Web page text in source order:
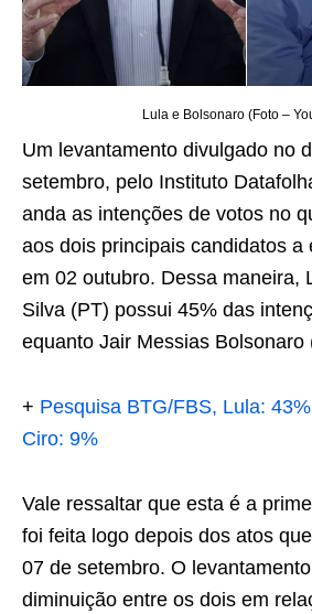
Lula e Bolsonaro (Foto –
Um levantamento divulgado no
setembro, pelo Instituto
anda as intenções de votos no
aos dois principais candidatos a
em 02 outubro. Dessa maneira,
Silva (PT) possui 45% das
equanto Jair Messias Bolsonaro
+ Pesquisa BTG/FBS, Lula:
Ciro: 9%
Vale ressaltar que esta é a
foi feita logo depois dos atos
07 de setembro. O
diminuição entre os dois em